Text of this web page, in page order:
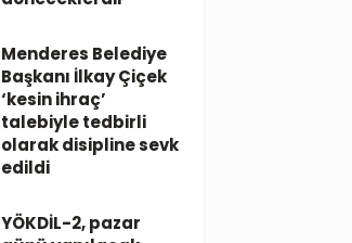
Menderes Belediye
Başkanı İlkay Çiçek
‘kesin ihraç’
talebiyle tedbirli
olarak disipline sevk
edildi
YÖKDİL-2, pazar